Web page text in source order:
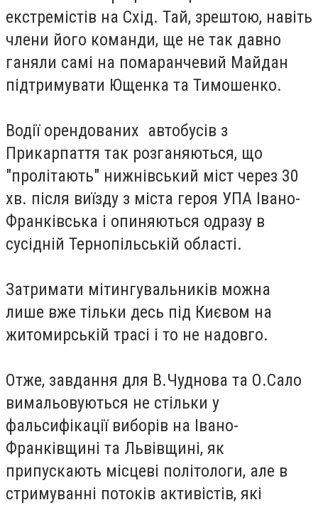
екстремістів на Схід. Тай, зрештою, навіть
члени його команди, ще не так давно
ганяли самі на помаранчевий Майдан
підтримувати Ющенка та Тимошенко.
Водії орендованих автобусів з
Прикарпаття так розганяються, що
"пролітають" нижнівський міст через 30
хв. після виїзду з міста героя УПА Івано-
Франківська і опиняються одразу в
сусідній Тернопільській області.
Затримати мітингувальників можна
лише вже тільки десь під Києвом на
житомирській трасі і то не надовго.
Отже, завдання для В.Чуднова та О.Сало
вимальовуються не стільки у
фальсифікації виборів на Івано-
Франківщині та Львівщині, як
припускають місцеві політологи, але в
стримуванні потоків активістів, які